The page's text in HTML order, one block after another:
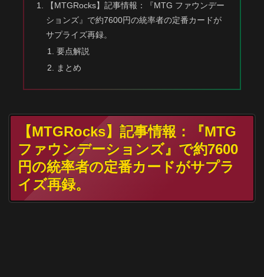
【MTGRocks】記事情報：『MTG ファウンデー
ションズ』で約7600円の統率者の定番カードが
サプライズ再録。
要点解説
まとめ
【MTGRocks】記事情報：『MTG
ファウンデーションズ』で約7600
円の統率者の定番カードがサプラ
イズ再録。